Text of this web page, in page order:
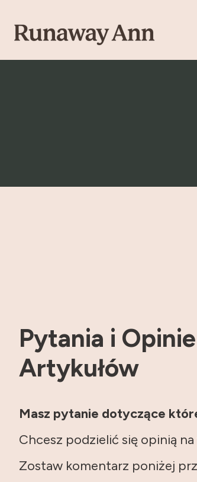
Przejdź
do
Pytania i
Artykułów
Masz pytanie dotyczące
Chcesz podzielić się opinią
Zostaw komentarz poniżej